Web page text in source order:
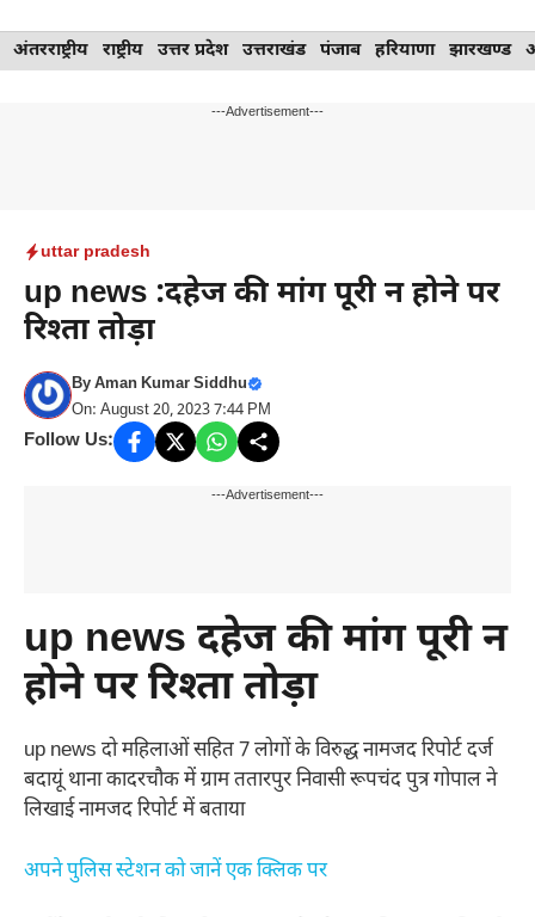
Skip
to
अंतरराष्ट्रीय राष्ट्रीय उत्तर प्रदेश उत्तराखंड पंजाब हरियाणा झारखण्ड
---Advertisement---
uttar pradesh
up news :दहेज की मांग पूरी न होने पर
रिश्ता तोड़ा
ByAman Kumar Siddhu
On: August 20, 2023 7:44 PM
Follow Us:
---Advertisement---
up news दहेज की मांग पूरी न
होने पर रिश्ता तोड़ा
up news दो महिलाओं सहित 7 लोगों के विरुद्ध नामजद रिपोर्ट दर्ज
बदायूं थाना कादरचौक में ग्राम ततारपुर निवासी रूपचंद पुत्र गोपाल ने
लिखाई नामजद रिपोर्ट में बताया
अपने पुलिस स्टेशन को जानें एक क्लिक पर